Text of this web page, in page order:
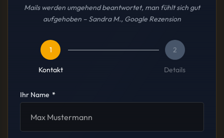
Mails werden umgehend beantwortet, man fühlt sich gut
aufgehoben – Sandra M., Google Rezension
1
Kontakt
2
Details
Ihr Name